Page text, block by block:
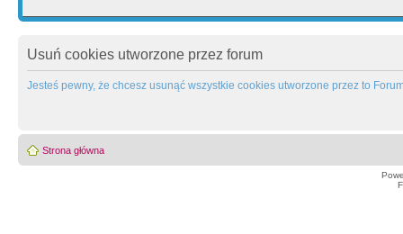
Usuń cookies utworzone przez forum
Jesteś pewny, że chcesz usunąć wszystkie cookies utworzone przez to
Strona główna